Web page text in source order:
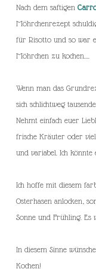
Nach dem saftigen
Möhrchenrezept
für Risotto und so war
Möhrchen zu kochen….
Wenn man das
sich schlichtweg
Nehmt einfach euer
frische Kräuter oder
und variabel. Ich könnte
Ich hoffe mit diesem
Osterhasen anlocken,
Sonne und Frühling.
In diesem Sinne
Kochen!